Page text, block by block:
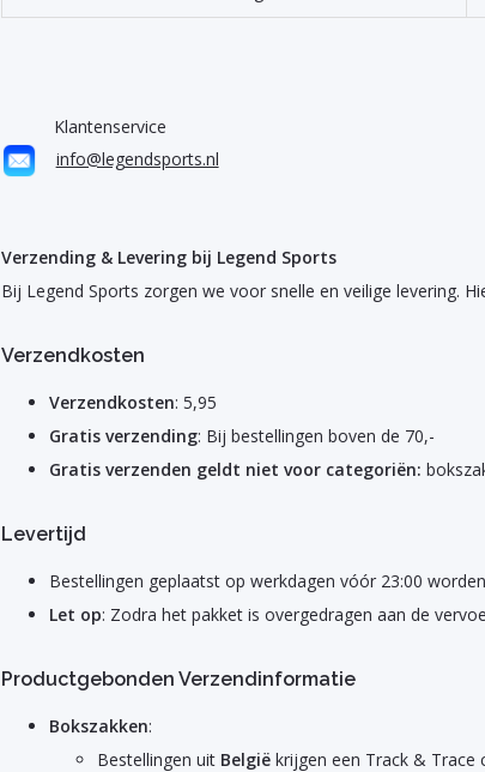
Klantenservice
info@legendsports.nl
Verzending & Levering bij Legend Sports
Bij Legend Sports zorgen we voor snelle en veilige levering.
Verzendkosten
Verzendkosten: 5,95
Gratis verzending: Bij bestellingen boven de 70,-
Gratis verzenden geldt niet voor categoriën:
Levertijd
Bestellingen geplaatst op werkdagen vóór 23:00
Let op: Zodra het pakket is overgedragen aan de
Productgebonden Verzendinformatie
Bokszakken:
Bestellingen uit Belgiëkrijgen een Track & Trace